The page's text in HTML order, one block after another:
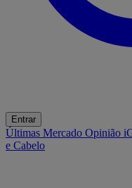
Entrar
Últimas Mercado Opinião
e Cabelo